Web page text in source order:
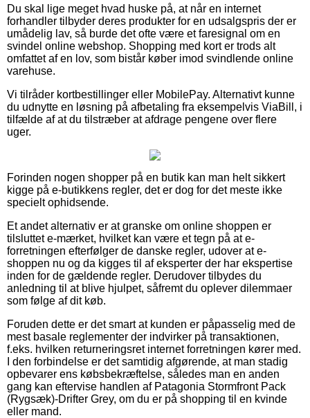
Du skal lige meget hvad huske på, at når en internet
forhandler tilbyder deres produkter for en udsalgspris der er
umådelig lav, så burde det ofte være et faresignal om en
svindel online webshop. Shopping med kort er trods alt
omfattet af en lov, som bistår køber imod svindlende online
varehuse.
Vi tilråder kortbestillinger eller MobilePay. Alternativt kunne
du udnytte en løsning på afbetaling fra eksempelvis ViaBill, i
tilfælde af at du tilstræber at afdrage pengene over flere
uger.
Forinden nogen shopper på en butik kan man helt sikkert
kigge på e-butikkens regler, det er dog for det meste ikke
specielt ophidsende.
Et andet alternativ er at granske om online shoppen er
tilsluttet e-mærket, hvilket kan være et tegn på at e-
forretningen efterfølger de danske regler, udover at e-
shoppen nu og da kigges til af eksperter der har ekspertise
inden for de gældende regler. Derudover tilbydes du
anledning til at blive hjulpet, såfremt du oplever dilemmaer
som følge af dit køb.
Foruden dette er det smart at kunden er påpasselig med de
mest basale reglementer der indvirker på transaktionen,
f.eks. hvilken returneringsret internet forretningen kører med.
I den forbindelse er det samtidig afgørende, at man stadig
opbevarer ens købsbekræftelse, således man en anden
gang kan eftervise handlen af Patagonia Stormfront Pack
(Rygsæk)-Drifter Grey, om du er på shopping til en kvinde
eller mand.